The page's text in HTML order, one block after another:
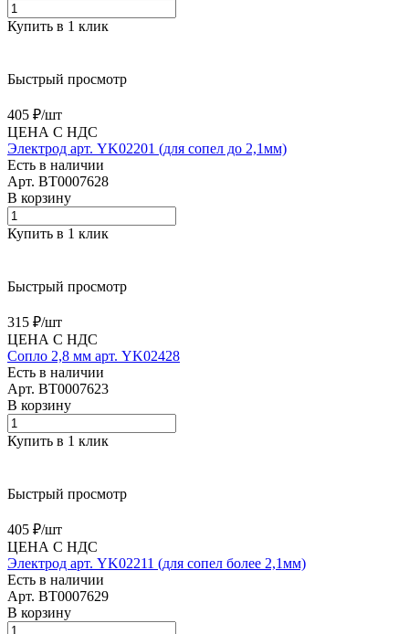
Купить в 1 клик
Быстрый просмотр
405 ₽/шт
ЦЕНА С НДС
Электрод арт. YK02201 (для сопел до 2,1мм)
Есть в наличии
Арт. BT0007628
В корзину
Купить в 1 клик
Быстрый просмотр
315 ₽/шт
ЦЕНА С НДС
Сопло 2,8 мм арт. YK02428
Есть в наличии
Арт. BT0007623
В корзину
Купить в 1 клик
Быстрый просмотр
405 ₽/шт
ЦЕНА С НДС
Электрод арт. YK02211 (для сопел более 2,1мм)
Есть в наличии
Арт. BT0007629
В корзину